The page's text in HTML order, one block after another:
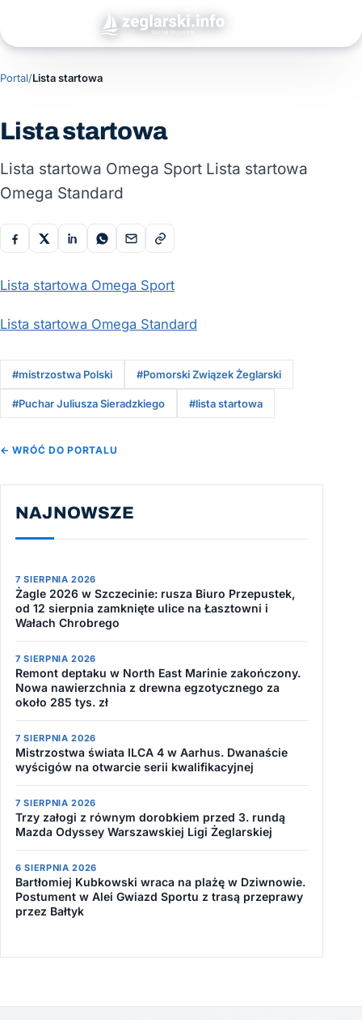
Portal/Lista startowa
Lista startowa
Lista startowa Omega Sport Lista startowa
Omega Standard
Lista startowa Omega Sport
Lista startowa Omega Standard
#mistrzostwa Polski #Pomorski Związek Żeglarski
#Puchar Juliusza Sieradzkiego #lista startowa
← WRÓĆ DO PORTALU
NAJNOWSZE
7 SIERPNIA 2026
Żagle 2026 w Szczecinie: rusza Biuro Przepustek,
od 12 sierpnia zamknięte ulice na Łasztowni i
Wałach Chrobrego
7 SIERPNIA 2026
Remont deptaku w North East Marinie zakończony.
Nowa nawierzchnia z drewna egzotycznego za
około 285 tys. zł
7 SIERPNIA 2026
Mistrzostwa świata ILCA 4 w Aarhus. Dwanaście
wyścigów na otwarcie serii kwalifikacyjnej
7 SIERPNIA 2026
Trzy załogi z równym dorobkiem przed 3. rundą
Mazda Odyssey Warszawskiej Ligi Żeglarskiej
6 SIERPNIA 2026
Bartłomiej Kubkowski wraca na plażę w Dziwnowie.
Postument w Alei Gwiazd Sportu z trasą przeprawy
przez Bałtyk